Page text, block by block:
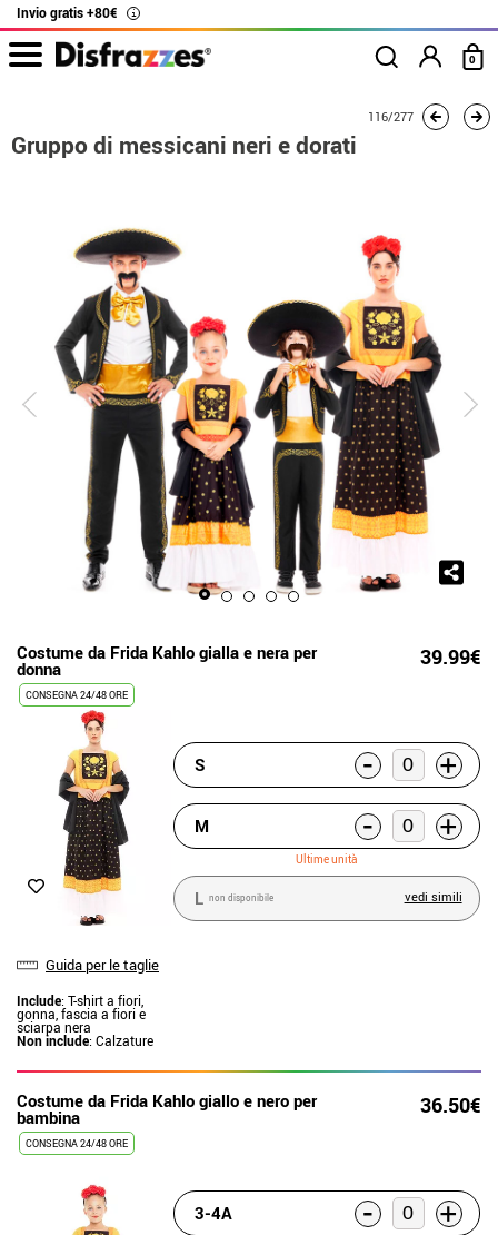
Invio gratis +80€ i
0
Gruppo di messicani
116/277
Gruppo di messicani neri e dorati
Costume da Frida Kahlo gialla e nera per
donna 39.99€
CONSEGNA 24/48 ORE
Guida per le taglie
Include: T-shirt a fiori,
gonna, fascia a fiori e
sciarpa nera
Non include: Calzature
S - +
M - +
Ultime unità
L non disponibile vedi simili
Costume da Frida Kahlo giallo e nero per
bambina 36.50€
CONSEGNA 24/48 ORE
3-4A - +